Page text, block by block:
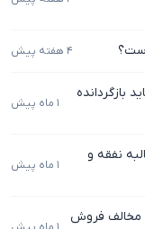
۴ هفته پیش
بازگردانده
۱ ماه پیش
نفقه و
۱ ماه پیش
مخالف فروش